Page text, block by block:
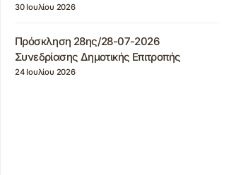
30 Ιουλίου 2026
Πρόσκληση 28ης/28-07-2026
Συνεδρίασης Δημοτικής Επιτροπής
24 Ιουλίου 2026